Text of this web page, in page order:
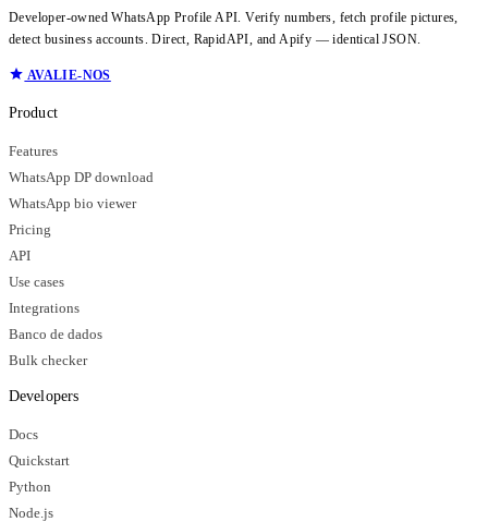
Developer-owned WhatsApp Profile API. Verify numbers, fetch profile pictures,
detect business accounts. Direct, RapidAPI, and Apify — identical JSON.
AVALIE-NOS
Product
Features
WhatsApp DP download
WhatsApp bio viewer
Pricing
API
Use cases
Integrations
Banco de dados
Bulk checker
Developers
Docs
Quickstart
Python
Node.js